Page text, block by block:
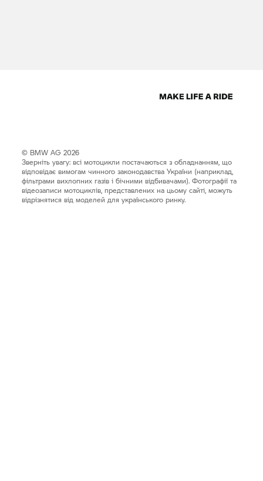
© BMW AG 2026
Зверніть увагу: всі мотоцикли постачаються з обладнанням, що
відповідає вимогам чинного законодавства України (наприклад,
фільтрами вихлопних газів і бічними відбивачами). Фотографії та
відеозаписи мотоциклів, представлених на цьому сайті, можуть
відрізнятися від моделей для українського ринку.